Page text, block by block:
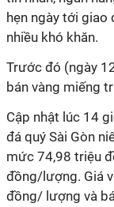
hẹn ngày tới
nhiều khó khăn.
Trước đó (ngày
bán vàng miếng
Cập nhật lúc 14
đá quý Sài Gòn
mức 74,98 triệu
đồng/lượng. Giá
đồng/ lượng và